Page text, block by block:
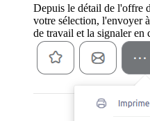
Depuis le détail de l'offre
votre sélection, l'envoyer
de travail et la signaler en